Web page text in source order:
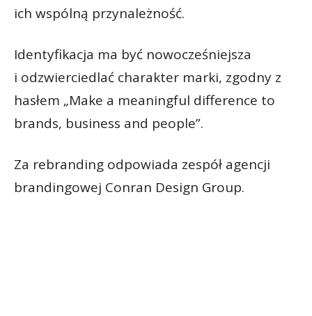
ich wspólną przynależność.
Identyfikacja ma być nowocześniejsza
i odzwierciedlać charakter marki, zgodny z
hasłem „Make a meaningful difference to
brands, business and people”.
Za rebranding odpowiada zespół agencji
brandingowej Conran Design Group.